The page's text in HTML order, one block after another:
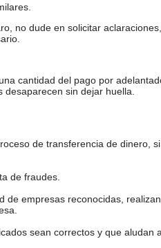
no dude en solicitar
cantidad del pago por
sin dejar huella.
de transferencia de dinero,
de fraudes.
empresas reconocidas,
sean correctos y que aludan